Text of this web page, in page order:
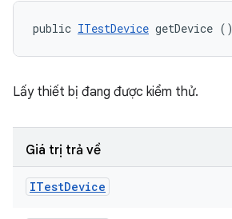
public ITestDevice getDevice ()
Lấy thiết bị đang được kiểm thử.
Giá trị trả về
ITestDevice